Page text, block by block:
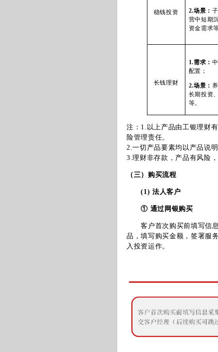
稳钱投资 2.场景：
营中短期
资金需求
长钱理财
1.需求：
配置；
2.场景：
长期投资
等。
注：1.以上产品由工银理财
险管理责任。
2.一切产品要素均以产品说
3.理财非存款，产品有风险
（三）购买流程
(1) 法人客户
① 通过网银购买
客户首次购买前填写信息
品，填写购买金额，签署服
入投资运作。